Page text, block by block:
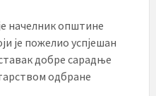
начелник општине
је пожелио успјешан
добре сарадње
одбране